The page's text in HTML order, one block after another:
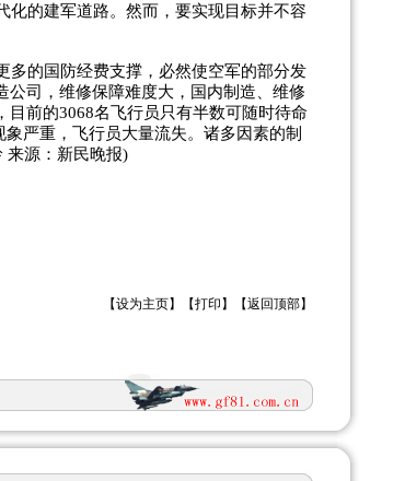
的建军道路。然而，要实现目标并不容
的国防经费支撑，必然使空军的部分发
公司，维修保障难度大，国内制造、维修
前的3068名飞行员只有半数可随时待命
严重，飞行员大量流失。诸多因素的制
来源：新民晚报)
【设为主页】【打印 】【返回顶部】